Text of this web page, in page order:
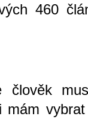
460
mám